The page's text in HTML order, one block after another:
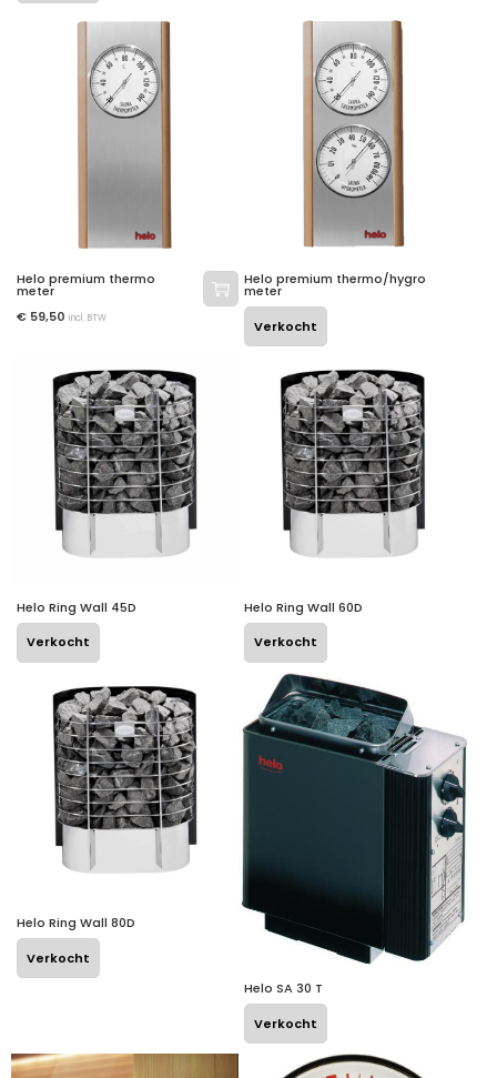
Helo premium thermo
meter
€ 59,50 incl. BTW
Helo premium thermo/hygro
meter
Verkocht
Helo Ring Wall 45D
Verkocht
Helo Ring Wall 60D
Verkocht
Helo Ring Wall 80D
Verkocht
Helo SA 30 T
Verkocht